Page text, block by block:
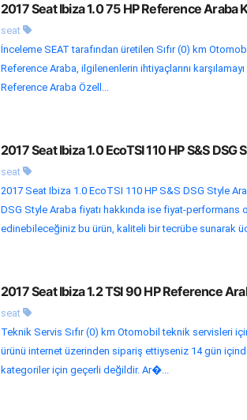
2017 Seat Ibiza 1.0 75 HP Reference Araba
seat
İnceleme SEAT tarafından üretilen Sıfır (0) km
Reference Araba, ilgilenenlerin ihtiyaçlarını
Reference Araba Özell...
2017 Seat Ibiza 1.0 EcoTSI 110 HP S&S
seat
2017 Seat Ibiza 1.0 EcoTSI 110 HP S&S DSG Style
DSG Style Araba fiyatı hakkında ise fiyat-
edinebileceğiniz bu ürün, kaliteli bir tecrübe sunarak
2017 Seat Ibiza 1.2 TSI 90 HP Reference
seat
Teknik Servis Sıfır (0) km Otomobil teknik servisleri
ürünü internet üzerinden sipariş ettiyseniz 14 gün
kategoriler için geçerli değildir. Ar�...